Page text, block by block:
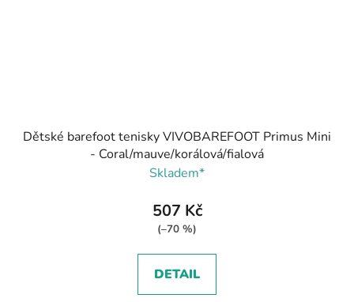
Dětské barefoot tenisky VIVOBAREFOOT Primus Mini
- Coral/mauve/korálová/fialová
Skladem*
507 Kč
(–70 %)
DETAIL